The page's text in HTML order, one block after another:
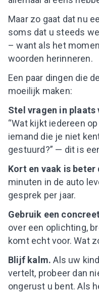
Maar zo gaat dat nu
soms dat u steeds
– want als het
woorden herinneren.
Een paar dingen die
moeilijk maken:
Stel vragen in plaats
“Wat kijkt iedereen
iemand die je niet
gestuurd?” — dit is
Kort en vaak is
minuten in de auto
gesprek per jaar.
Gebruik een
over een oplichting,
komt echt voor. Wat
Blijf kalm. Als uw
vertelt, probeer dan
ongerust u bent. Als